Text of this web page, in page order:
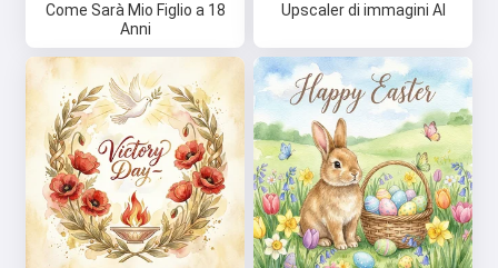
Come Sarà Mio Figlio a 18
Anni
Upscaler di immagini AI
Politica sulla Privacy,
Politica di Rimborso